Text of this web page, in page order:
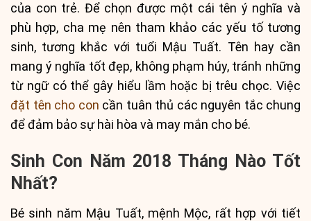
của con trẻ. Để chọn được một cái tên ý nghĩa và
phù hợp, cha mẹ nên tham khảo các yếu tố tương
sinh, tương khắc với tuổi Mậu Tuất. Tên hay cần
mang ý nghĩa tốt đẹp, không phạm húy, tránh những
từ ngữ có thể gây hiểu lầm hoặc bị trêu chọc. Việc
đặt tên cho con cần tuân thủ các nguyên tắc chung
để đảm bảo sự hài hòa và may mắn cho bé.
Sinh Con Năm 2018 Tháng Nào Tốt
Nhất?
Bé sinh năm Mậu Tuất, mệnh Mộc, rất hợp với tiết